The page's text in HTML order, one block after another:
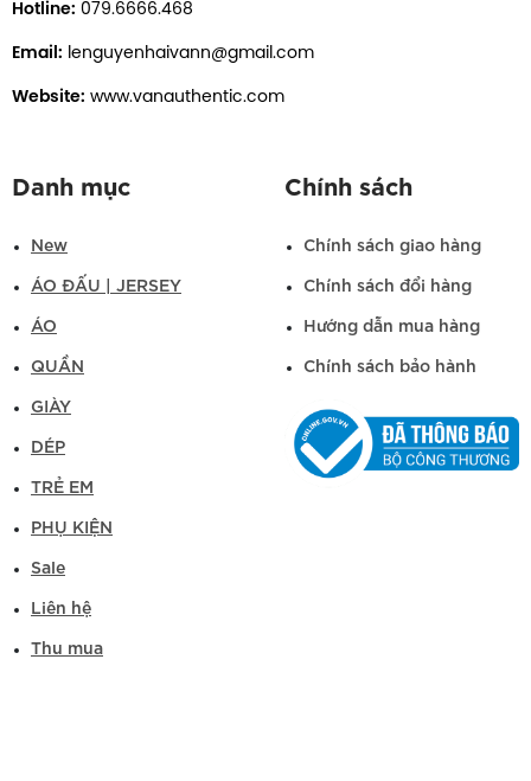
Hotline: 079.6666.468
Email: lenguyenhaivann@gmail.com
Website: www.vanauthentic.com
Danh mục
New
ÁO ĐẤU | JERSEY
ÁO
QUẦN
GIÀY
DÉP
TRẺ EM
PHỤ KIỆN
Sale
Liên hệ
Thu mua
Chính sách
Chính sách giao hàng
Chính sách đổi hàng
Hướng dẫn mua hàng
Chính sách bảo hành